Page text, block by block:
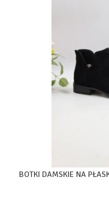
BOTKI DAMSKIE NA